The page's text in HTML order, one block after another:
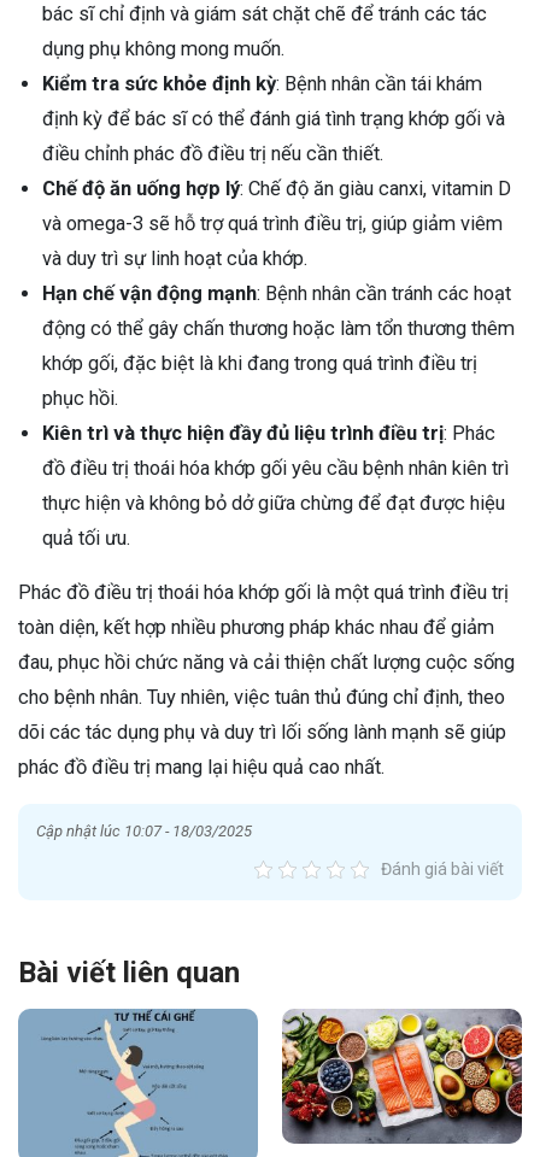
bác sĩ chỉ định và giám sát chặt chẽ để tránh các tác
dụng phụ không mong muốn.
Kiểm tra sức khỏe định kỳ: Bệnh nhân cần tái khám
định kỳ để bác sĩ có thể đánh giá tình trạng khớp gối và
điều chỉnh phác đồ điều trị nếu cần thiết.
Chế độ ăn uống hợp lý: Chế độ ăn giàu canxi, vitamin D
và omega-3 sẽ hỗ trợ quá trình điều trị, giúp giảm viêm
và duy trì sự linh hoạt của khớp.
Hạn chế vận động mạnh: Bệnh nhân cần tránh các hoạt
động có thể gây chấn thương hoặc làm tổn thương thêm
khớp gối, đặc biệt là khi đang trong quá trình điều trị
phục hồi.
Kiên trì và thực hiện đầy đủ liệu trình điều trị: Phác
đồ điều trị thoái hóa khớp gối yêu cầu bệnh nhân kiên trì
thực hiện và không bỏ dở giữa chừng để đạt được hiệu
quả tối ưu.
Phác đồ điều trị thoái hóa khớp gối là một quá trình điều trị
toàn diện, kết hợp nhiều phương pháp khác nhau để giảm
đau, phục hồi chức năng và cải thiện chất lượng cuộc sống
cho bệnh nhân. Tuy nhiên, việc tuân thủ đúng chỉ định, theo
dõi các tác dụng phụ và duy trì lối sống lành mạnh sẽ giúp
phác đồ điều trị mang lại hiệu quả cao nhất.
Cập nhật lúc 10:07 - 18/03/2025
Đánh giá bài viết
Bài viết liên quan